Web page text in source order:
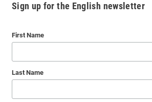
Sign up for the English newsletter
First Name
Last Name